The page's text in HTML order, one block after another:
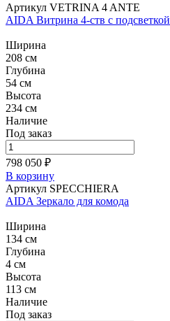
Артикул VETRINA 4 ANTE
AIDA Витрина 4-ств с подсветкой
Ширина
208 см
Глубина
54 см
Высота
234 см
Наличие
Под заказ
798 050 ₽
В корзину
Артикул SPECCHIERA
AIDA Зеркало для комода
Ширина
134 см
Глубина
4 см
Высота
113 см
Наличие
Под заказ